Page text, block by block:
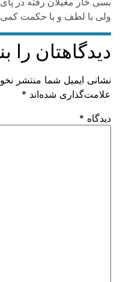
ولی با لطف و با حکمت کمی
دیدگاهتان را
نشانی ایمیل شما منتشر
علامت‌گذاری شده‌اند *
دیدگاه *